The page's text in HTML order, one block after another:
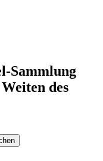
Sammlung
des